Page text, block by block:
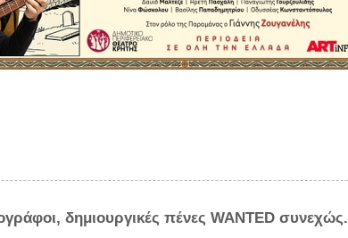
δημιουργικές πένες WANTED συνεχώς.